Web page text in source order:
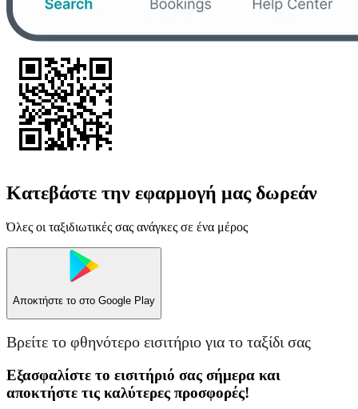
Κατεβάστε την εφαρμογή μας δωρεάν
Όλες οι ταξιδιωτικές σας ανάγκες σε ένα μέρος
Αποκτήστε το στο Google Play
Βρείτε το φθηνότερο εισιτήριο για το ταξίδι σας
Εξασφαλίστε το εισιτήριό σας σήμερα και
αποκτήστε τις καλύτερες προσφορές!